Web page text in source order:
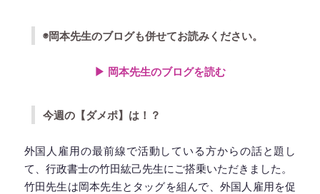
◉岡本先生のブログも併せてお読みください。
▶︎ 岡本先生のブログを読む
今週の【ダメポ】は！？
外国人雇用の最前線で活動している方からの話と題し
て、行政書士の竹田紘己先生にご搭乗いただきました。
竹田先生は岡本先生とタッグを組んで、外国人雇用を促